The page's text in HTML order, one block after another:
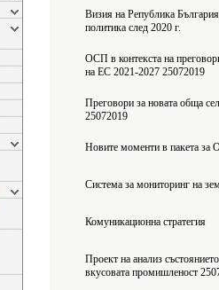
Визия на Република
политика след 2020 г.
ОСП в контекста на
на ЕС 2021-2027 25072019
Преговори за новата обща
25072019
Новите моменти в пакета
Система за мониторинг на
Комуникационна стратегия
Проект на анализ
вкусовата промишленост